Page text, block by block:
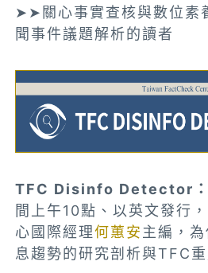
➤➤關心事實查核與數位素
聞事件議題解析的讀者
TFC Disinfo Detector
間上午10點、以英文發行
心國際經理何蕙安主編，
息趨勢的研究剖析與TFC重